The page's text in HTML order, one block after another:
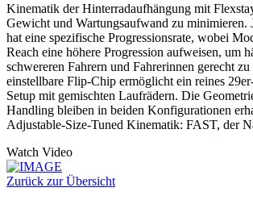
Kinematik der Hinterradaufhängung mit
Gewicht und Wartungsaufwand zu minimieren.
hat eine spezifische Progressionsrate, wobei
Reach eine höhere Progression aufweisen, um
schwereren Fahrern und Fahrerinnen gerecht
einstellbare Flip-Chip ermöglicht ein reines
Setup mit gemischten Laufrädern. Die
Handling bleiben in beiden Konfigurationen
Adjustable-Size-Tuned Kinematik: FAST, der
Watch Video
Zurück zur Übersicht